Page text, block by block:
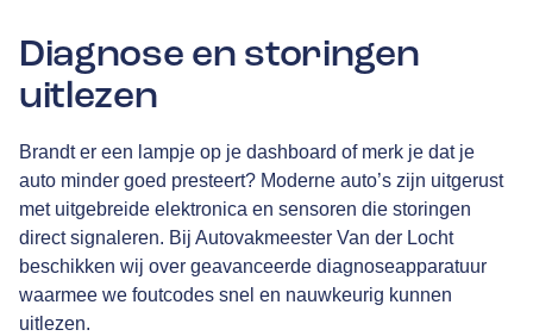
Diagnose en storingen
uitlezen
Brandt er een lampje op je dashboard of merk je dat je
auto minder goed presteert? Moderne auto’s zijn uitgerust
met uitgebreide elektronica en sensoren die storingen
direct signaleren. Bij Autovakmeester Van der Locht
beschikken wij over geavanceerde diagnoseapparatuur
waarmee we foutcodes snel en nauwkeurig kunnen
uitlezen.